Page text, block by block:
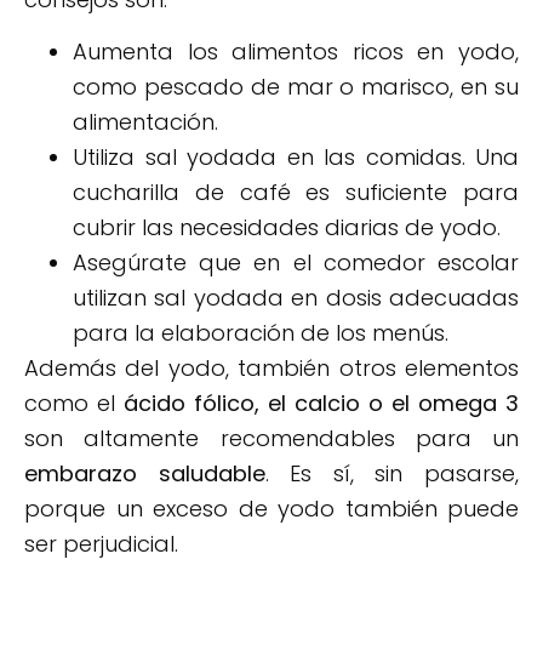
Aumenta los alimentos ricos en yodo,
como pescado de mar o marisco, en su
alimentación.
Utiliza sal yodada en las comidas. Una
cucharilla de café es suficiente para
cubrir las necesidades diarias de yodo.
Asegúrate que en el comedor escolar
utilizan sal yodada en dosis adecuadas
para la elaboración de los menús.
Además del yodo, también otros elementos
como el ácido fólico, el calcio o el omega 3
son altamente recomendables para un
embarazo saludable. Es sí, sin pasarse,
porque un exceso de yodo también puede
ser perjudicial.